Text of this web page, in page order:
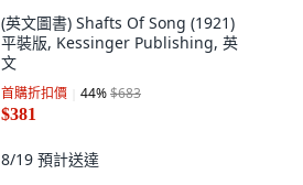
(英文圖書) Shafts Of Song (1921)
平裝版, Kessinger Publishing, 英
文
首購折扣價 44%$683
$381
8/19 預計送達